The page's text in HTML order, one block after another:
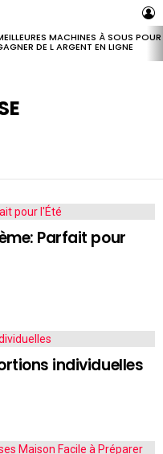
MACHINES À SOUS POUR
DE L ARGENT EN LIGNE
Parfait pour
individuelles